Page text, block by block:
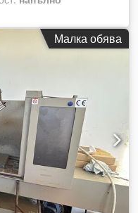
средство:
мм, ширина на
на обработвания
шпиндела:
машина с малко
ДЕТАЙЛИ Зона за
600 мм Ширина на
натоварване на
× 630 мм Максимално
между оста на
565 мм Ходове и
по ос Y: 340 мм
Деление на скалата
Малка обява